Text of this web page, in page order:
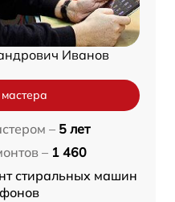
Иванов
– 5 лет
– 1 460
стиральных машин